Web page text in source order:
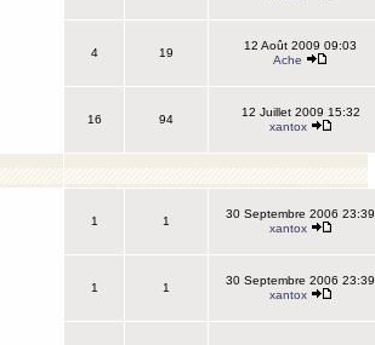
4 19
12 Août 2009 09:03
Ache
16 94
12 Juillet 2009 15:32
xantox
1 1
30 Septembre 2006 23:39
xantox
1 1
30 Septembre 2006 23:39
xantox